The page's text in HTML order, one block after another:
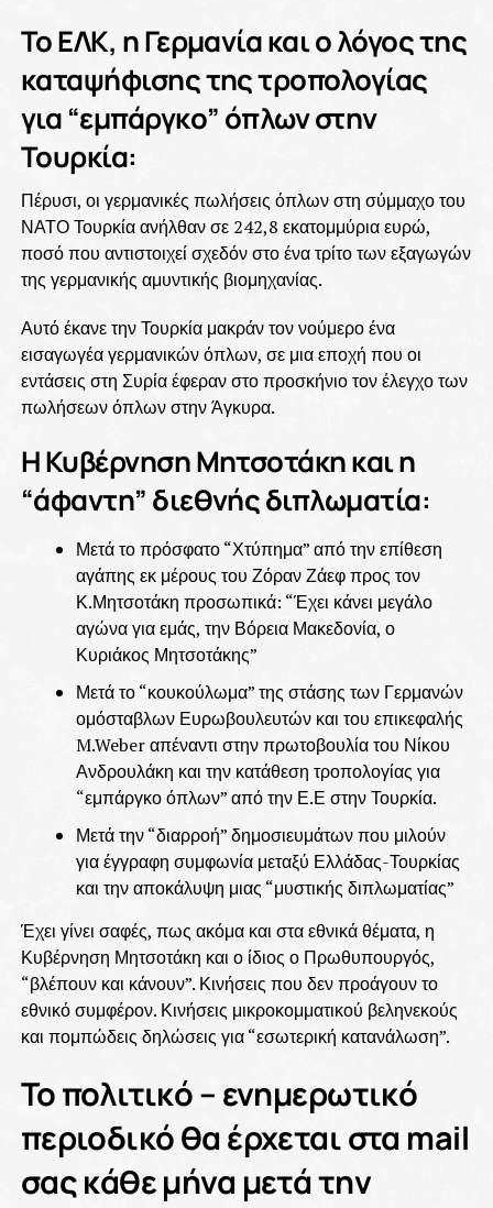
Το ΕΛΚ, η Γερμανία και ο λόγος της
καταψήφισης της τροπολογίας
για “εμπάργκο” όπλων στην
Τουρκία:
Πέρυσι, οι γερμανικές πωλήσεις όπλων στη σύμμαχο του
ΝΑΤΟ Τουρκία ανήλθαν σε 242,8 εκατομμύρια ευρώ,
ποσό που αντιστοιχεί σχεδόν στο ένα τρίτο των εξαγωγών
της γερμανικής αμυντικής βιομηχανίας.
Αυτό έκανε την Τουρκία μακράν τον νούμερο ένα
εισαγωγέα γερμανικών όπλων, σε μια εποχή που οι
εντάσεις στη Συρία έφεραν στο προσκήνιο τον έλεγχο των
πωλήσεων όπλων στην Άγκυρα.
Η Κυβέρνηση Μητσοτάκη και η
“άφαντη” διεθνής διπλωματία:
Μετά το πρόσφατο “Χτύπημα” από την επίθεση
αγάπης εκ μέρους του Ζόραν Ζάεφ προς τον
Κ.Μητσοτάκη προσωπικά: “Έχει κάνει μεγάλο
αγώνα για εμάς, την Βόρεια Μακεδονία, ο
Κυριάκος Μητσοτάκης”
Μετά το “κουκούλωμα” της στάσης των Γερμανών
ομόσταβλων Ευρωβουλευτών και του επικεφαλής
M.Weber απέναντι στην πρωτοβουλία του Νίκου
Ανδρουλάκη και την κατάθεση τροπολογίας για
“εμπάργκο όπλων” από την Ε.Ε στην Τουρκία.
Μετά την “διαρροή” δημοσιευμάτων που μιλούν
για έγγραφη συμφωνία μεταξύ Ελλάδας-Τουρκίας
και την αποκάλυψη μιας “μυστικής διπλωματίας”
Έχει γίνει σαφές, πως ακόμα και στα εθνικά θέματα, η
Κυβέρνηση Μητσοτάκη και ο ίδιος ο Πρωθυπουργός,
“βλέπουν και κάνουν”. Κινήσεις που δεν προάγουν το
εθνικό συμφέρον. Κινήσεις μικροκομματικού βεληνεκούς
και πομπώδεις δηλώσεις για “εσωτερική κατανάλωση”.
Το πολιτικό – ενημερωτικό
περιοδικό θα έρχεται στα mail
σας κάθε μήνα μετά την